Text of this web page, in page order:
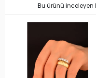
Bu ürünü inceleyen